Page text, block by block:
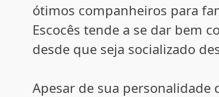
ótimos companheiros para
Escocês tende a se dar bem
desde que seja socializado
Apesar de sua personalidade